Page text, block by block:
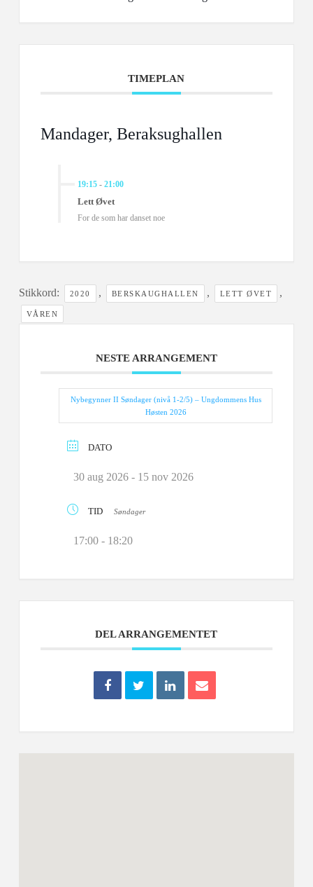
TIMEPLAN
Mandager, Beraksughallen
19:15- 21:00
Lett Øvet
For de som har danset noe
Stikkord: 2020 , BERSKAUGHALLEN , LETT ØVET ,
VÅREN
NESTE ARRANGEMENT
Nybegynner II Søndager (nivå 1-2/5) – Ungdommens Hus
Høsten 2026
DATO
30 aug 2026 - 15 nov 2026
TID Søndager
17:00 - 18:20
DEL ARRANGEMENTET